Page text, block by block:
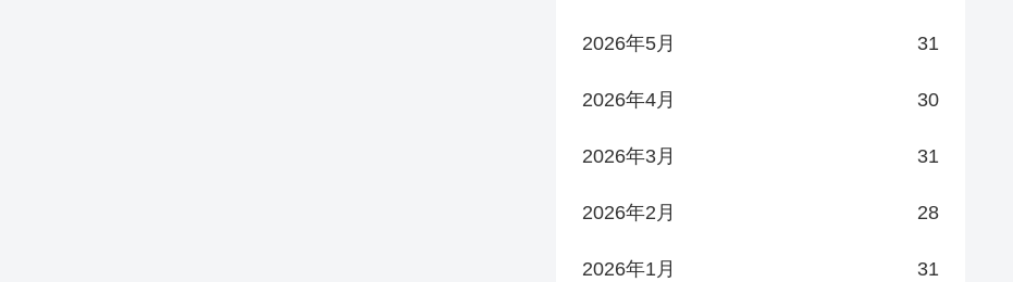
2026年5月 31
2026年4月 30
2026年3月 31
2026年2月 28
2026年1月 31